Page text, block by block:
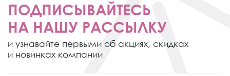
ПОДПИСЫВАЙТЕСЬ
НА НАШУ РАССЫЛКУ
и узнавайте первыми об акциях, скидках
и новинках компании